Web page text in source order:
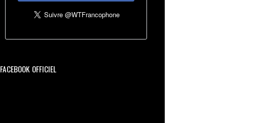
FACEBOOK OFFICIEL